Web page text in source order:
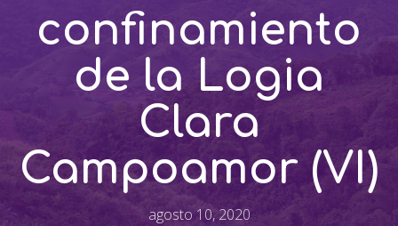
confinamiento
de la Logia
Clara
Campoamor (VI)
agosto 10, 2020